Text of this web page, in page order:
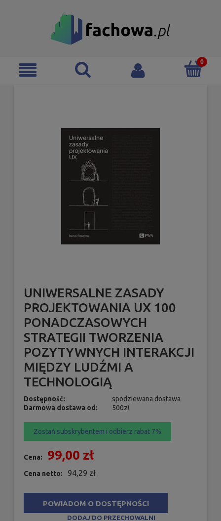
UNIWERSALNE ZASADY
PROJEKTOWANIA UX 100
PONADCZASOWYCH
STRATEGII TWORZENIA
POZYTYWNYCH INTERAKCJI
MIĘDZY LUDŹMI A
TECHNOLOGIĄ
Dostępność:
spodziewana dostawa
Darmowa dostawa od:
500zł
Zostań subskrybentem i odbierz rabat 7%
Cena: 99,00 zł
Cena netto: 94,29 zł
POWIADOM O DOSTĘPNOŚCI
DODAJ DO PRZECHOWALNI